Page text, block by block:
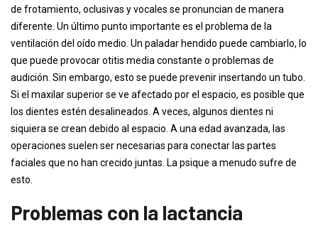
de frotamiento, oclusivas y vocales se pronuncian de manera
diferente. Un último punto importante es el problema de la
ventilación del oído medio. Un paladar hendido puede cambiarlo, lo
que puede provocar otitis media constante o problemas de
audición. Sin embargo, esto se puede prevenir insertando un tubo.
Si el maxilar superior se ve afectado por el espacio, es posible que
los dientes estén desalineados. A veces, algunos dientes ni
siquiera se crean debido al espacio. A una edad avanzada, las
operaciones suelen ser necesarias para conectar las partes
faciales que no han crecido juntas. La psique a menudo sufre de
esto.
Problemas con la lactancia